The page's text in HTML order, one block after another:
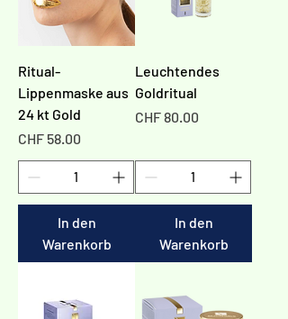
Ritual-
Lippenmaske aus
24 kt Gold
Preis
CHF 58.00
In den
Warenkorb
Leuchtendes
Goldritual
Preis
CHF 80.00
In den
Warenkorb